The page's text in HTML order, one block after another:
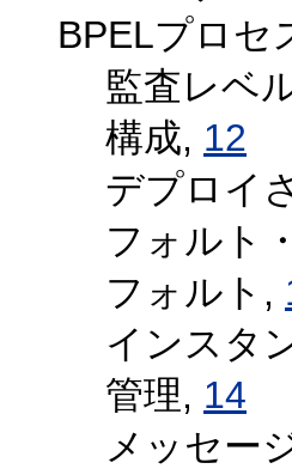
BPELプロセ
監査レベ
構成, 12
デプロイ
フォルト
フォルト,
インスタ
管理, 14
メッセー